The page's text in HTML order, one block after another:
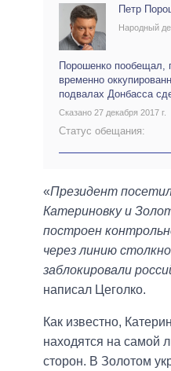
Петр
Народный
Порошенко пообещал,
временно
подвалах Донбасса
Сказано 27 декабря 2017 г.
Статус обещания:
«Президент
Катериновку и
построен
через линию
заблокировали
написал Цеголко.
Как известно,
находятся на самой
сторон. В Золотом